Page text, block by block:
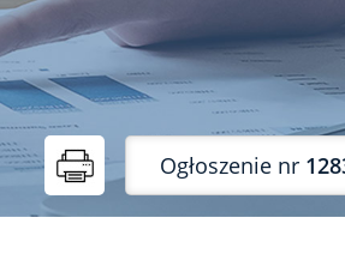
Ogłoszenie nr